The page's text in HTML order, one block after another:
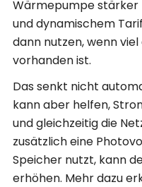
Wärmepumpe stärker
und dynamischem
dann nutzen, wenn
vorhanden ist.
Das senkt nicht
kann aber helfen,
und gleichzeitig die
zusätzlich eine
Speicher nutzt, kann
erhöhen. Mehr dazu